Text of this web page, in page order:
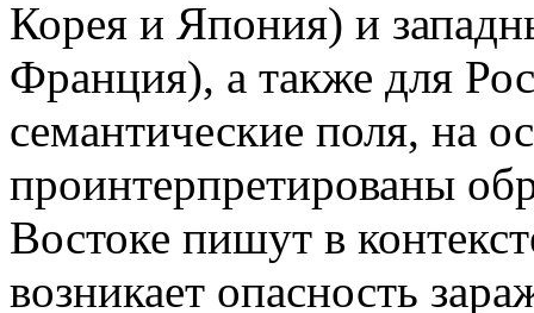
Корея и Япония) и
Франция), а также для
семантические поля, на
проинтерпретированы
Востоке пишут в
возникает опасность